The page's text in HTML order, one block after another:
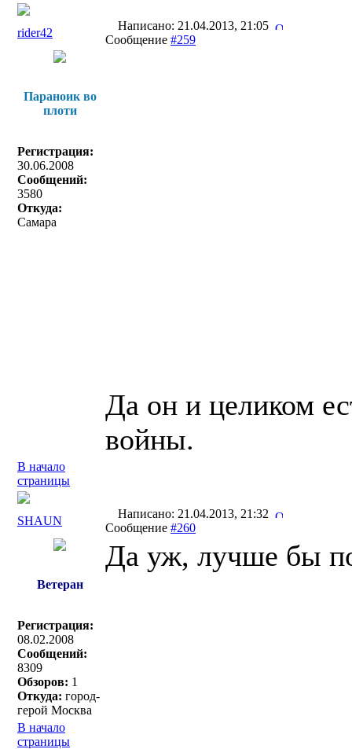
rider42
Написано: 21.04.2013, 21:05
Сообщение #259
Параноик во
плоти
Регистрация:
30.06.2008
Сообщений:
3580
Откуда:
Самара
Да он и целиком
войны.
В начало
страницы
SHAUN
Написано: 21.04.2013, 21:32
Сообщение #260
Ветеран
Регистрация:
08.02.2008
Сообщений:
8309
Обзоров: 1
Откуда: город-
герой Москва
Да уж, лучше бы
В начало
страницы